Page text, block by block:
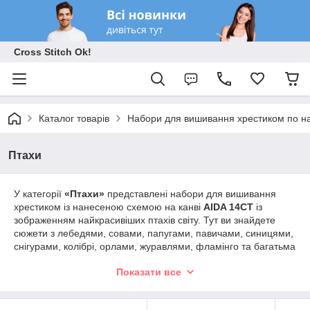
Cross Stitch Ok!
Каталог товарів Набори для вишивання хрестиком по
Птахи
У категорії «Птахи» представлені набори для вишивання
хрестиком із нанесеною схемою на канві AIDA 14CT із
зображенням найкрасивіших птахів світу. Тут ви знайдете
сюжети з лебедями, совами, папугами, павичами, синицями,
снігурами, колібрі, орлами, журавлями, фламінго та багатьма
Картини з птахами символізують свободу, гармонію, щастя,
Показати все